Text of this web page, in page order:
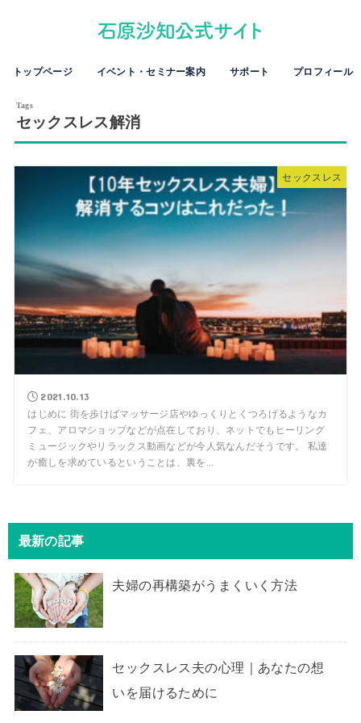
トップページ イベント・セミナー案内 サポート プロフィール
セックスレス解消
セックスレス
2021.10.13
はじめに 街を歩けばマッサージ店やゆっくりとくつろげるようなカ
フェ、アロマショップなどが点在しており、ネットでもヒーリング
ミュージックやリラックス動画などが今人気なんだそうです。 私達
が癒しを求めているということは、裏を...
最新の記事
夫婦の再構築がうまくいく方法
セックスレス夫の心理｜あなたの想
いを届けるために